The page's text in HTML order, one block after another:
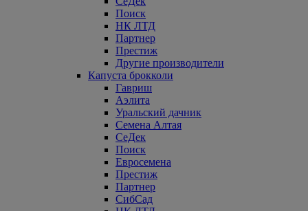
Поиск
НК ЛТД
Партнер
Престиж
Другие производители
Капуста брокколи
Гавриш
Аэлита
Уральский дачник
Семена Алтая
СеДек
Поиск
Евросемена
Престиж
Партнер
СибСад